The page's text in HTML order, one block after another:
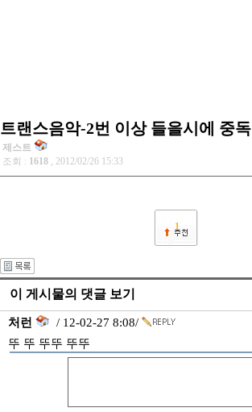
트랜스음악-2번 이상 들을시에 중독
제스트
조회 : 1618 , 2012/02/26 15:33
1
이 게시물의 댓글 보기
처런
/ 12-02-27 8:08/
뚜 뚜 뚜뚜 뚜뚜